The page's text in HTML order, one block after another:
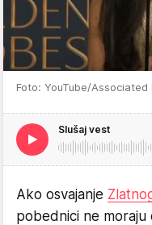
Foto: YouTube/
Slušaj vest
Ako osvajanje
pobednici ne